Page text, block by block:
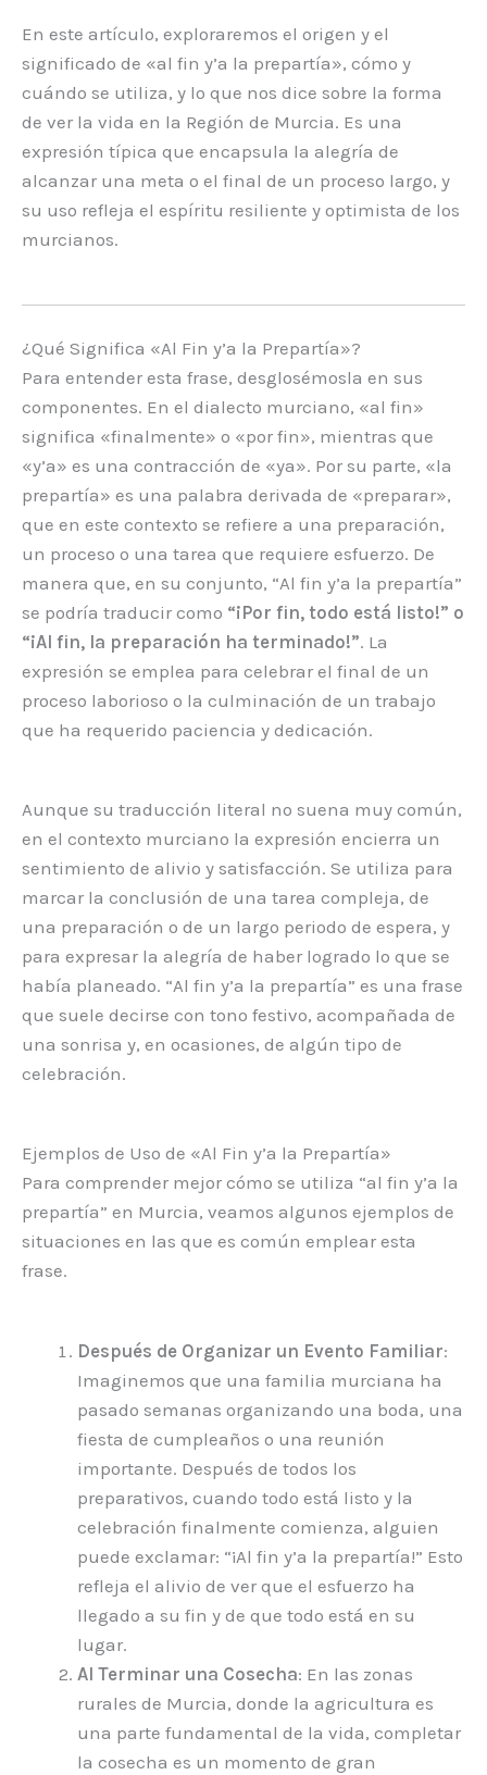
En este artículo, exploraremos el origen y el
significado de «al fin y’a la prepartía», cómo y
cuándo se utiliza, y lo que nos dice sobre la forma
de ver la vida en la Región de Murcia. Es una
expresión típica que encapsula la alegría de
alcanzar una meta o el final de un proceso largo, y
su uso refleja el espíritu resiliente y optimista de los
murcianos.
¿Qué Significa «Al Fin y’a la Prepartía»?
Para entender esta frase, desglosémosla en sus
componentes. En el dialecto murciano, «al fin»
significa «finalmente» o «por fin», mientras que
«y’a» es una contracción de «ya». Por su parte, «la
prepartía» es una palabra derivada de «preparar»,
que en este contexto se refiere a una preparación,
un proceso o una tarea que requiere esfuerzo. De
manera que, en su conjunto, “Al fin y’a la prepartía”
se podría traducir como “¡Por fin, todo está listo!” o
“¡Al fin, la preparación ha terminado!”. La
expresión se emplea para celebrar el final de un
proceso laborioso o la culminación de un trabajo
que ha requerido paciencia y dedicación.
Aunque su traducción literal no suena muy común,
en el contexto murciano la expresión encierra un
sentimiento de alivio y satisfacción. Se utiliza para
marcar la conclusión de una tarea compleja, de
una preparación o de un largo periodo de espera, y
para expresar la alegría de haber logrado lo que se
había planeado. “Al fin y’a la prepartía” es una frase
que suele decirse con tono festivo, acompañada de
una sonrisa y, en ocasiones, de algún tipo de
celebración.
Ejemplos de Uso de «Al Fin y’a la Prepartía»
Para comprender mejor cómo se utiliza “al fin y’a la
prepartía” en Murcia, veamos algunos ejemplos de
situaciones en las que es común emplear esta
frase.
Después de Organizar un Evento Familiar:
Imaginemos que una familia murciana ha
pasado semanas organizando una boda, una
fiesta de cumpleaños o una reunión
importante. Después de todos los
preparativos, cuando todo está listo y la
celebración finalmente comienza, alguien
puede exclamar: “¡Al fin y’a la prepartía!” Esto
refleja el alivio de ver que el esfuerzo ha
llegado a su fin y de que todo está en su
lugar.
Al Terminar una Cosecha: En las zonas
rurales de Murcia, donde la agricultura es
una parte fundamental de la vida, completar
la cosecha es un momento de gran